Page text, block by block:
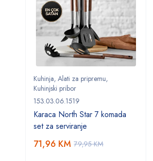
Kuhinja, Alati za pripremu,
Kuhinjski pribor
153.03.06.1519
Karaca North Star 7 komada
set za serviranje
79,95KM
71,96 KM